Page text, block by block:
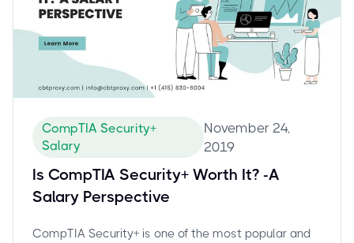
CompTIA Security+
Salary
November 24,
2019
Is CompTIA Security+ Worth It? -A
Salary Perspective
CompTIA Security+ is one of the most popular and